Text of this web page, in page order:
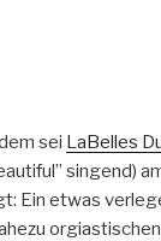
sei LaBelles
singend)
Ein etwas